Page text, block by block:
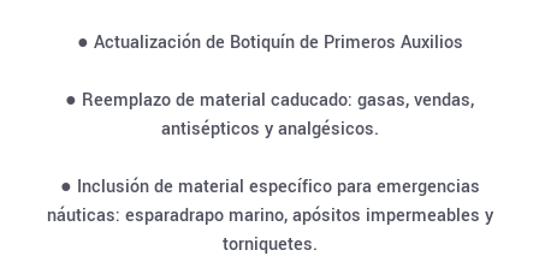
● Actualización de Botiquín de Primeros Auxilios
● Reemplazo de material caducado: gasas, vendas,
antisépticos y analgésicos.
● Inclusión de material específico para emergencias
náuticas: esparadrapo marino, apósitos impermeables y
torniquetes.